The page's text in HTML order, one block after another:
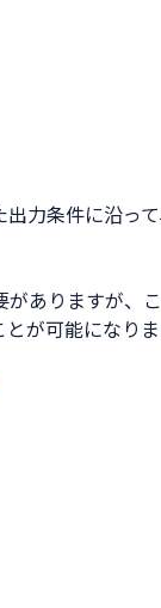
力条件に沿っ
ありますが、
が可能になりま